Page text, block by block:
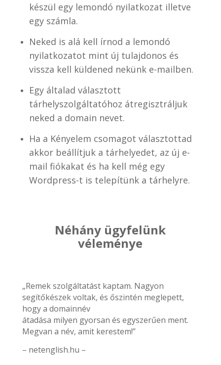
készül egy lemondó nyilatkozat illetve
egy számla.
Neked is alá kell írnod a lemondó
nyilatkozatot mint új tulajdonos és
vissza kell küldened nekünk e-mailben.
Egy általad választott
tárhelyszolgáltatóhoz átregisztráljuk
neked a domain nevet.
Ha a Kényelem csomagot választottad
akkor beállítjuk a tárhelyedet, az új e-
mail fiókakat és ha kell még egy
Wordpress-t is telepítünk a tárhelyre.
Néhány ügyfelünk
véleménye
„Remek szolgáltatást kaptam. Nagyon
segítőkészek voltak, és őszintén meglepett,
hogy a domainnév
átadása milyen gyorsan és egyszerűen ment.
Megvan a név, amit kerestem!”
– netenglish.hu –